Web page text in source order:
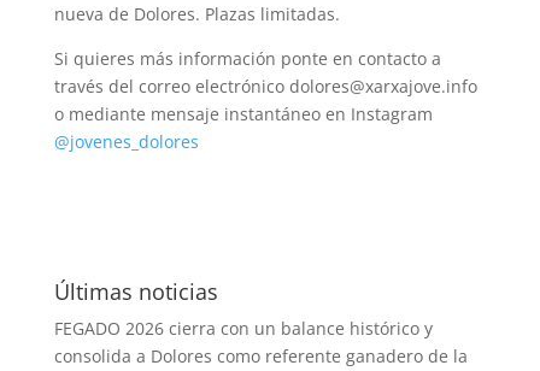
nueva de Dolores. Plazas limitadas.
Si quieres más información ponte en contacto a
través del correo electrónico dolores@xarxajove.info
o mediante mensaje instantáneo en Instagram
@jovenes_dolores
Últimas noticias
FEGADO 2026 cierra con un balance histórico y
consolida a Dolores como referente ganadero de la